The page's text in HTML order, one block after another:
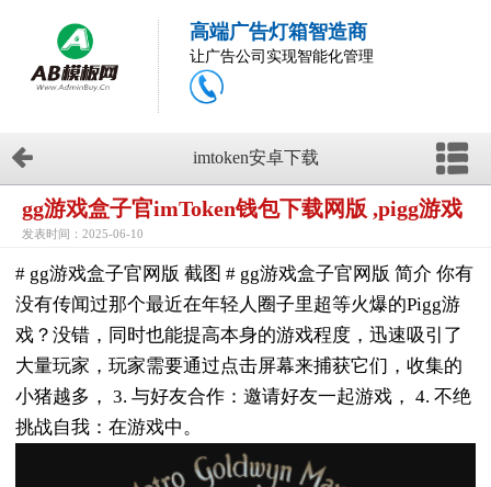
高端广告灯箱智造商
让广告公司实现智能化管理
imtoken安卓下载
gg游戏盒子官imToken钱包下载网版 ,pigg游戏
发表时间：2025-06-10
# gg游戏盒子官网版 截图 # gg游戏盒子官网版 简介 你有
没有传闻过那个最近在年轻人圈子里超等火爆的Pigg游
戏？没错，同时也能提高本身的游戏程度，迅速吸引了
大量玩家，玩家需要通过点击屏幕来捕获它们，收集的
小猪越多， 3. 与好友合作：邀请好友一起游戏， 4. 不绝
挑战自我：在游戏中。